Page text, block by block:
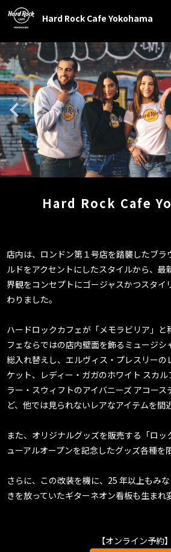
Hard Rock Cafe Yokohama
Hard Rock Cafe
店内は、ロンドン第１号店を踏襲したブラ
ルドをアクセントにしたスタイルから、
界観をコンセプトにゴージャスかつスタイ
わりました。
ハードロックカフェが「メモラビリア」と
フェならではの店内壁面を飾るミュージシ
総入れ替えし、エルヴィス・プレスリーの
ケット、レディー・ガガのホワイト スカ
ラー・スウィフトのアイバニーズ アコース
ど、他では見られないレアなアイテムを間
また、オリジナルグッズを販売する「ロッ
ューアルオープンを記念したグッズ各種を
さらに、この改装を機に、25 年以上もみ
きを放っていたギターネオン看板も生まれ
【オンライン予約】